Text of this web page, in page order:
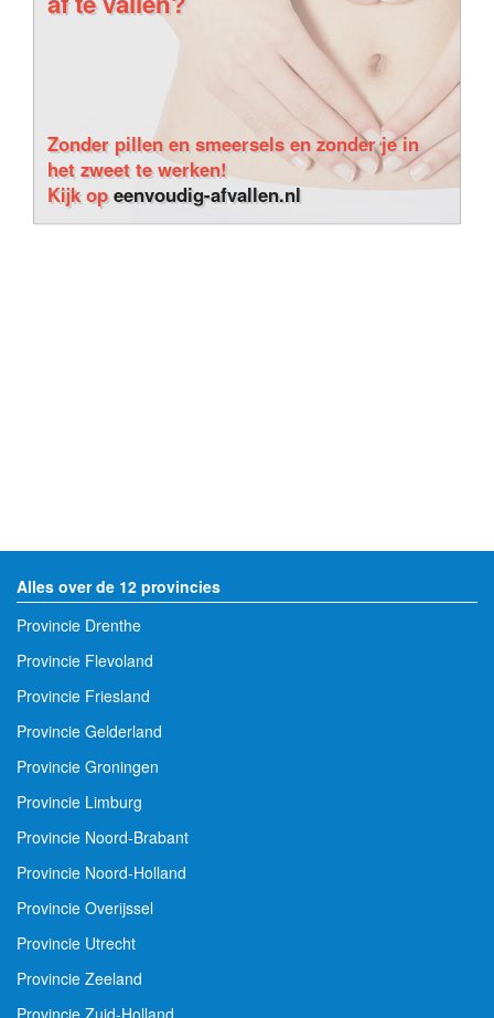
Zonder pillen en smeersels en zonder je in
het zweet te werken!
Kijk opeenvoudig-afvallen.nl
Alles over de 12 provincies
Provincie Drenthe
Provincie Flevoland
Provincie Friesland
Provincie Gelderland
Provincie Groningen
Provincie Limburg
Provincie Noord-Brabant
Provincie Noord-Holland
Provincie Overijssel
Provincie Utrecht
Provincie Zeeland
Provincie Zuid-Holland